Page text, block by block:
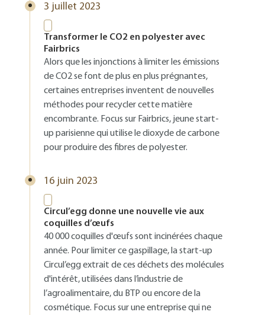
3 juillet 2023
Transformer le CO2 en polyester avec
Fairbrics
Alors que les injonctions à limiter les émissions
de CO2 se font de plus en plus prégnantes,
certaines entreprises inventent de nouvelles
méthodes pour recycler cette matière
encombrante. Focus sur Fairbrics, jeune start-
up parisienne qui utilise le dioxyde de carbone
pour produire des fibres de polyester.
16 juin 2023
Circul’egg donne une nouvelle vie aux
coquilles d’œufs
40 000 coquilles d'œufs sont incinérées chaque
année. Pour limiter ce gaspillage, la start-up
Circul’egg extrait de ces déchets des molécules
d'intérêt, utilisées dans l’industrie de
l’agroalimentaire, du BTP ou encore de la
cosmétique. Focus sur une entreprise qui ne